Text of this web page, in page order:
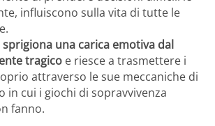
influiscono sulla vita di tutte le
sprigiona una carica emotiva dal
tragico e riesce a trasmettere i
attraverso le sue meccaniche di
in cui i giochi di sopravvivenza
fanno.